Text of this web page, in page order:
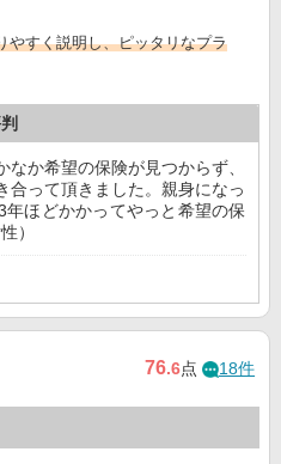
やすく説明し、ピッタリなプラ
か希望の保険が見つからず、
合って頂きました。親身になっ
ほどかかってやっと希望の保
）
76.6点 18件